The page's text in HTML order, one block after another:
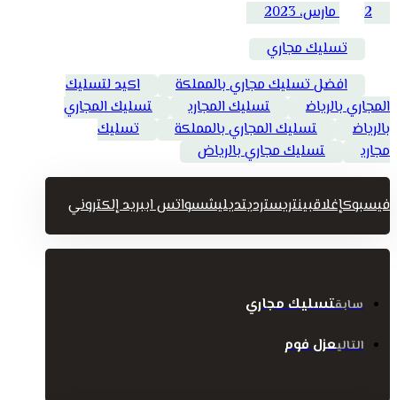
2 مارس، 2023
تسليك مجاري
افضل تسليك مجاري بالمملكة
اكيد لتسليك
المجاري بالرياض
تسليك المجاري
تسليك المجاري
بالرياض
تسليك المجاري بالمملكة
تسليك
مجاري
تسليك مجاري بالرياض
فيسبوكإغلاقبينتريسترديتديليشسواتس اببريد إلكتروني
سابقتسليك مجاري
التاليعزل فوم